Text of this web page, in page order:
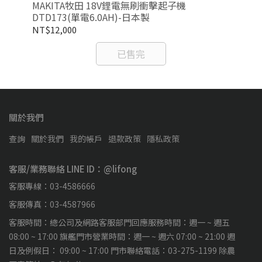
MAKITA牧田 18V鋰電無刷衝擊起子機
DTD173(單電6.0AH)-日本製
NT$12,000
已售完
關於我們
查詢 關於我們 我的帳戶 退款政策 隱私政策
客服/業務聯絡 LINE ID：@lifong
客服專線：03-4586666
客服傳真：03-4587966
客服時間：總公司及網路客服部門回應服務時間：週一 ~ 週五
08:00 ~ 17:00 旗艦門市營業時間：週一 ~ 週六 07:00 ~ 21:00 週
日及例假日： 09:00 ~ 17:00 門市聯絡電話：03-275-1199 除農